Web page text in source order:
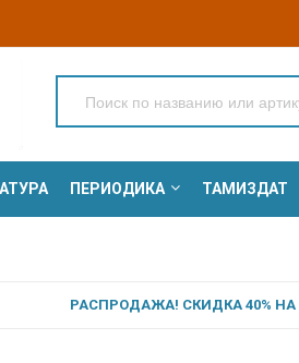
ПЕРИОДИКА ТАМИЗДАТ
РАСПРОДАЖА! СКИДКА 40% НА